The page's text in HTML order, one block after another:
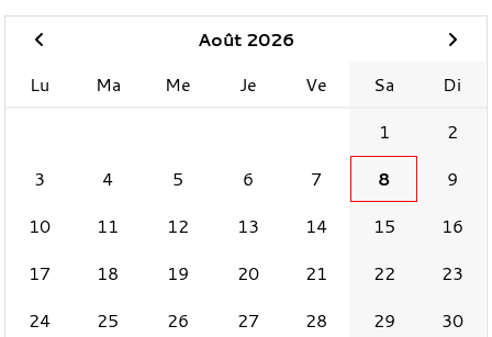
Août 2026
Lu
Ma Me Je Ve Sa
Di
1
2
3
4 5 6 7 8
9
10
11 12 13 14 15
16
17
18 19 20 21 22
23
24
25 26 27 28 29
30